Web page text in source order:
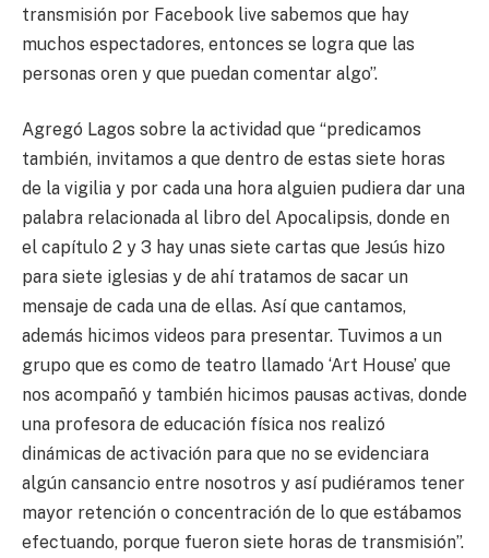
transmisión por Facebook live sabemos que hay
muchos espectadores, entonces se logra que las
personas oren y que puedan comentar algo”.
Agregó Lagos sobre la actividad que “predicamos
también, invitamos a que dentro de estas siete horas
de la vigilia y por cada una hora alguien pudiera dar una
palabra relacionada al libro del Apocalipsis, donde en
el capítulo 2 y 3 hay unas siete cartas que Jesús hizo
para siete iglesias y de ahí tratamos de sacar un
mensaje de cada una de ellas. Así que cantamos,
además hicimos videos para presentar. Tuvimos a un
grupo que es como de teatro llamado ‘Art House’ que
nos acompañó y también hicimos pausas activas, donde
una profesora de educación física nos realizó
dinámicas de activación para que no se evidenciara
algún cansancio entre nosotros y así pudiéramos tener
mayor retención o concentración de lo que estábamos
efectuando, porque fueron siete horas de transmisión”.